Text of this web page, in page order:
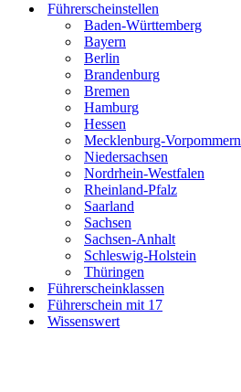
Führerscheinstellen
Baden-Württemberg
Bayern
Berlin
Brandenburg
Bremen
Hamburg
Hessen
Mecklenburg-Vorpommern
Niedersachsen
Nordrhein-Westfalen
Rheinland-Pfalz
Saarland
Sachsen
Sachsen-Anhalt
Schleswig-Holstein
Thüringen
Führerscheinklassen
Führerschein mit 17
Wissenswert